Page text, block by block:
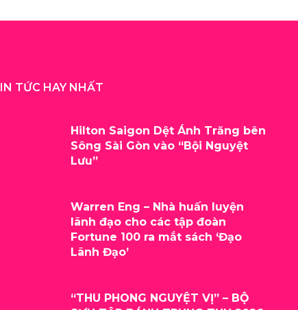
TỨC HAY NHẤT
Hilton Saigon Dệt Ánh Trăng bên
Sông Sài Gòn vào “Bội Nguyệt
Lưu”
Warren Eng – Nhà huấn luyện
lãnh đạo cho các tập đoàn
Fortune 100 ra mắt sách ‘Đạo
Lãnh Đạo’
“THU PHONG NGUYỆT VỊ” – BỘ